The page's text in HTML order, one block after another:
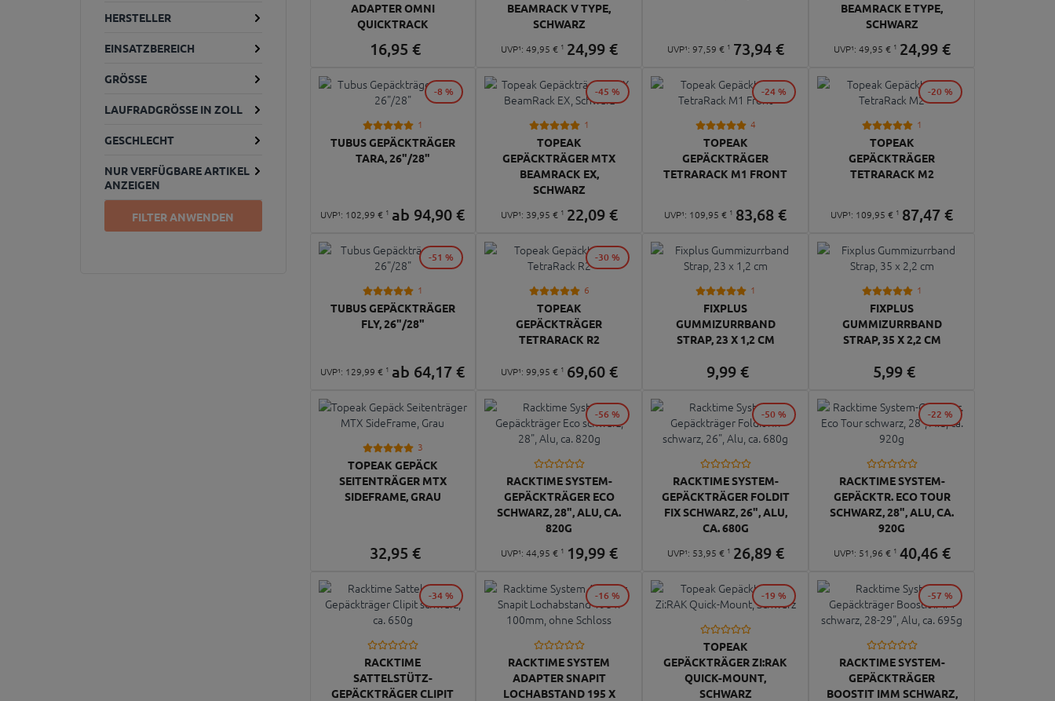
HERSTELLER
EINSATZBEREICH
GRÖSSE
LAUFRADGRÖSSE IN ZOLL
GESCHLECHT
NUR VERFÜGBARE ARTIKEL
ANZEIGEN
FILTER ANWENDEN
ADAPTER OMNI
QUICKTRACK
16,95 €
BEAMRACK V TYPE,
SCHWARZ
UVP¹: 49, 95 € 1 24,99€ UVP¹: 97, 59 € 1 73,94 €
BEAMRACK E TYPE,
SCHWARZ
UVP¹: 49, 95 € 1 24,99 €
1
TUBUS GEPÄCKTRÄGER
TARA, 26"/28"
UVP¹: 102, 99 € 1 ab 94,90 €
-8 %
1
TOPEAK
GEPÄCKTRÄGER MTX
BEAMRACK EX,
SCHWARZ
UVP¹: 39, 95 € 1 22,09€
-45 %
4
TOPEAK
GEPÄCKTRÄGER
TETRARACK M1 FRONT
UVP¹: 109, 95 € 1 83,68€
-24 %
1
TOPEAK
GEPÄCKTRÄGER
TETRARACK M2
UVP¹: 109, 95 € 1 87,47€
-20 %
1
TUBUS GEPÄCKTRÄGER
FLY, 26"/28"
UVP¹: 129, 99 € 1 ab 64,17 €
-51 %
6
TOPEAK
GEPÄCKTRÄGER
TETRARACK R2
UVP¹: 99, 95 € 1 69,60€
-30 %
1
FIXPLUS
GUMMIZURRBAND
STRAP, 23 X 1,2 CM
9,99€
1
FIXPLUS
GUMMIZURRBAND
STRAP, 35 X 2,2 CM
5,99€
3
TOPEAK GEPÄCK
SEITENTRÄGER MTX
SIDEFRAME, GRAU
32,95 €
RACKTIME SYSTEM-
GEPÄCKTRÄGER ECO
SCHWARZ, 28", ALU, CA.
820G
UVP¹: 44, 95 € 1 19,99€
-56 %
RACKTIME SYSTEM-
GEPÄCKTRÄGER FOLDIT
FIX SCHWARZ, 26", ALU,
CA. 680G
UVP¹: 53, 95 € 1 26,89 €
-50 %
RACKTIME SYSTEM-
GEPÄCKTR. ECO TOUR
SCHWARZ, 28", ALU, CA.
920G
UVP¹: 51, 96 € 1 40,46 €
-22 %
RACKTIME
SATTELSTÜTZ-
GEPÄCKTRÄGER CLIPIT
-34 %
RACKTIME SYSTEM
ADAPTER SNAPIT
LOCHABSTAND 195 X
-16 %
TOPEAK
GEPÄCKTRÄGER ZI:RAK
QUICK-MOUNT,
SCHWARZ
-19 %
RACKTIME SYSTEM-
GEPÄCKTRÄGER
BOOSTIT IMM SCHWARZ,
-57 %